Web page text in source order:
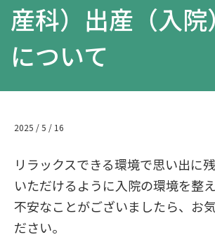
産科）出産（入院
について
2025 / 5 / 16
リラックスできる環境で思い出に
いただけるように入院の環境を整
不安なことがございましたら、お
ださい。